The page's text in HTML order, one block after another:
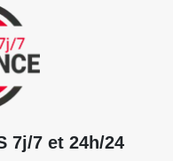
7j/7 et 24h/24